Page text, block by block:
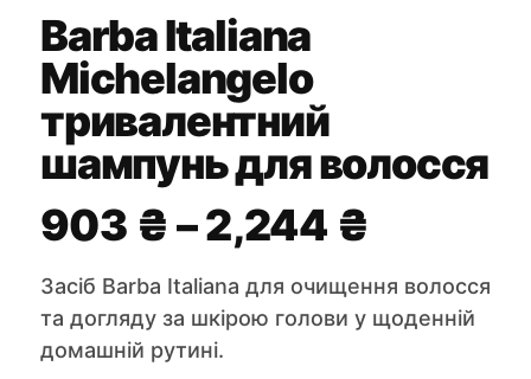
Barba Italiana
Michelangelo
тривалентний
шампунь для волосся
903 ₴ –2,244 ₴
від
Засіб Barba Italiana для очищення волосся
та догляду за шкірою голови у щоденній
домашній рутині.